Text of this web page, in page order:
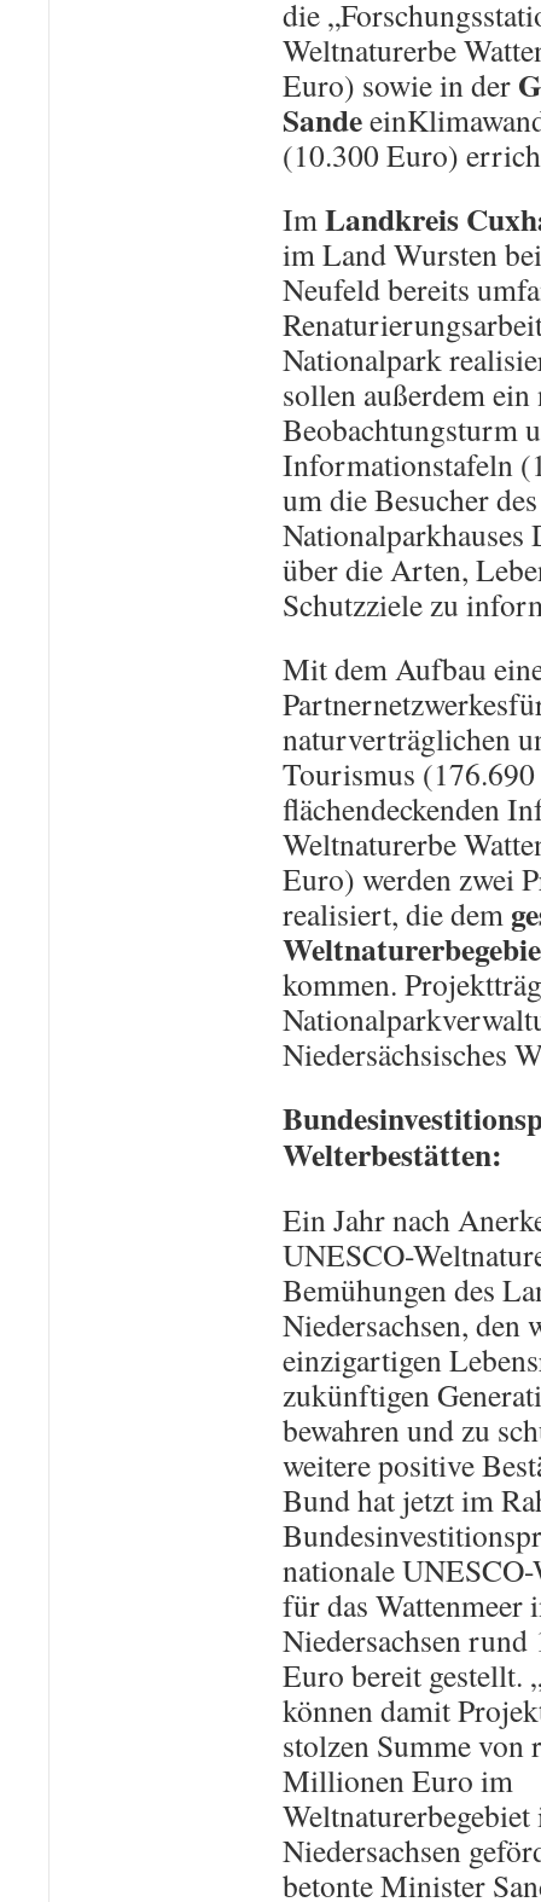
die
Weltnaturerbe
Euro) sowie in der
Sande
(10.300 Euro)
ImLandkreis
im Land Wursten
Neufeld bereits
Nationalpark
sollen außerdem ein
Beobachtungsturm
Informationstafeln
um die Besucher
über die Arten,
Schutzziele zu
Mit dem Aufbau
naturverträglichen
Tourismus
flächendeckenden
Weltnaturerbe
Euro) werden zwei
realisiert, die dem
kommen.
Niedersächsisches
Welterbestätten:
Ein Jahr nach
UNESCO-
Bemühungen des
Niedersachsen, den
einzigartigen
zukünftigen
bewahren und zu
weitere positive
Bund hat jetzt im
nationale UNESCO-
für das Wattenmeer
Niedersachsen
Euro bereit gestellt.
können damit
stolzen Summe von
Millionen Euro im
Weltnaturerbegebiet
Niedersachsen
betonte Minister